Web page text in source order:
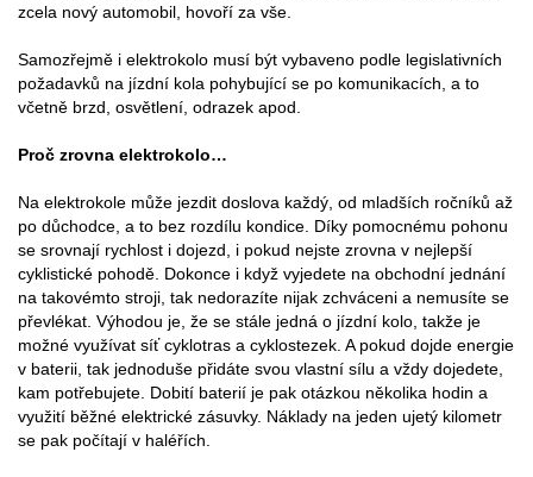
zcela nový automobil, hovoří za vše.
Samozřejmě i elektrokolo musí být vybaveno podle legislativních
požadavků na jízdní kola pohybující se po komunikacích, a to
včetně brzd, osvětlení, odrazek apod.
Proč zrovna elektrokolo…
Na elektrokole může jezdit doslova každý, od mladších ročníků až
po důchodce, a to bez rozdílu kondice. Díky pomocnému pohonu
se srovnají rychlost i dojezd, i pokud nejste zrovna v nejlepší
cyklistické pohodě. Dokonce i když vyjedete na obchodní jednání
na takovémto stroji, tak nedorazíte nijak zchváceni a nemusíte se
převlékat. Výhodou je, že se stále jedná o jízdní kolo, takže je
možné využívat síť cyklotras a cyklostezek. A pokud dojde energie
v baterii, tak jednoduše přidáte svou vlastní sílu a vždy dojedete,
kam potřebujete. Dobití baterií je pak otázkou několika hodin a
využití běžné elektrické zásuvky. Náklady na jeden ujetý kilometr
se pak počítají v haléřích.